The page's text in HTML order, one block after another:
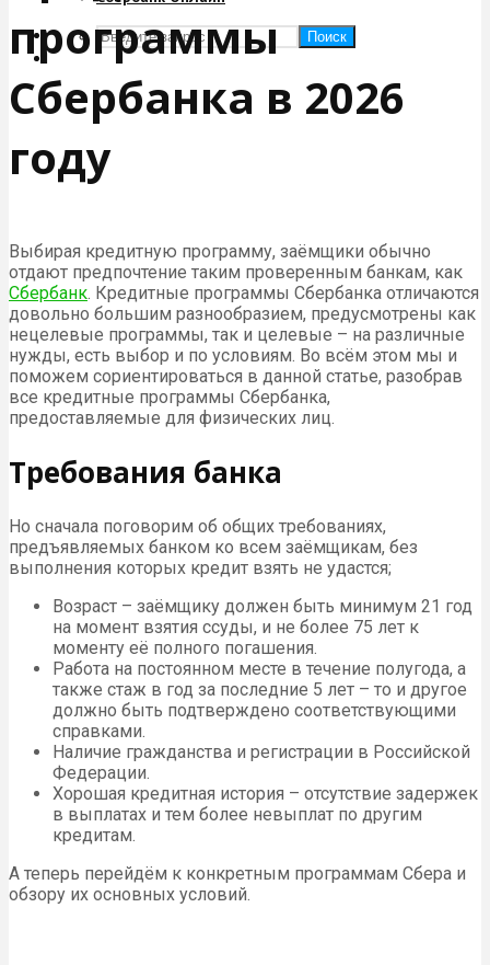
Поиск
программы
Сбербанка в 2026
году
Выбирая кредитную программу, заёмщики обычно
отдают предпочтение таким проверенным банкам, как
Сбербанк. Кредитные программы Сбербанка отличаются
довольно большим разнообразием, предусмотрены как
нецелевые программы, так и целевые – на различные
нужды, есть выбор и по условиям. Во всём этом мы и
поможем сориентироваться в данной статье, разобрав
все кредитные программы Сбербанка,
предоставляемые для физических лиц.
Требования банка
Но сначала поговорим об общих требованиях,
предъявляемых банком ко всем заёмщикам, без
выполнения которых кредит взять не удастся;
Возраст – заёмщику должен быть минимум 21 год
на момент взятия ссуды, и не более 75 лет к
моменту её полного погашения.
Работа на постоянном месте в течение полугода, а
также стаж в год за последние 5 лет – то и другое
должно быть подтверждено соответствующими
справками.
Наличие гражданства и регистрации в Российской
Федерации.
Хорошая кредитная история – отсутствие задержек
в выплатах и тем более невыплат по другим
кредитам.
А теперь перейдём к конкретным программам Сбера и
обзору их основных условий.